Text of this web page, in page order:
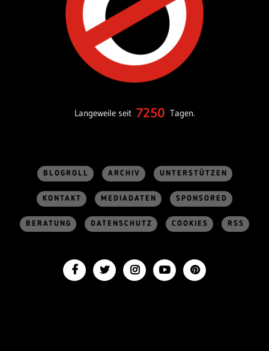
Langeweile seit 7250 Tagen.
BLOGROLL ARCHIV UNTERSTÜTZEN
KONTAKT MEDIADATEN SPONSORED
BERATUNG DATENSCHUTZ COOKIES RSS